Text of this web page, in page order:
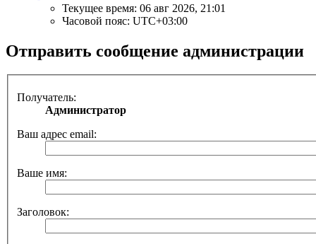
Текущее время: 06 авг 2026, 21:01
Часовой пояс: UTC+03:00
Отправить сообщение администрации
Получатель:
Администратор
Ваш адрес email:
Ваше имя:
Заголовок: